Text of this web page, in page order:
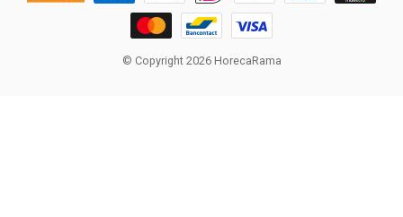
© Copyright 2026 HorecaRama